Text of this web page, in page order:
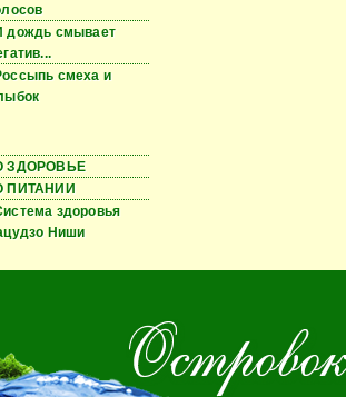
дождь смывает
смеха и
ЗДОРОВЬЕ
ПИТАНИИ
здоровья
Ниши